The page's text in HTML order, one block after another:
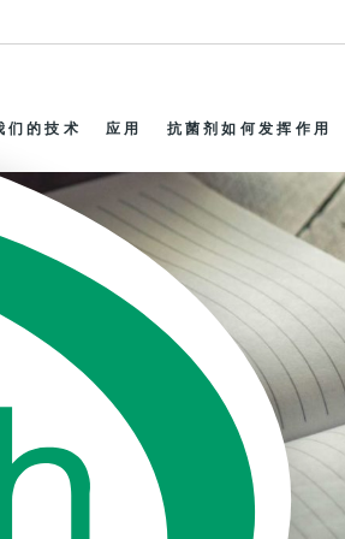
们的技术 应用 抗菌剂如何发挥作用